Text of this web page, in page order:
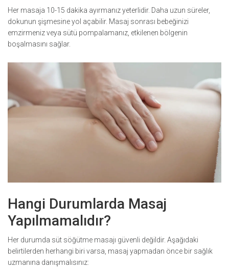
Her masaja 10-15 dakika ayırmanız yeterlidir. Daha uzun süreler,
dokunun şişmesine yol açabilir. Masaj sonrası bebeğinizi
emzirmeniz veya sütü pompalamanız, etkilenen bölgenin
boşalmasını sağlar.
Hangi Durumlarda Masaj
Yapılmamalıdır?
Her durumda süt söğütme masajı güvenli değildir. Aşağıdaki
belirtilerden herhangi biri varsa, masaj yapmadan önce bir sağlık
uzmanına danışmalısınız: